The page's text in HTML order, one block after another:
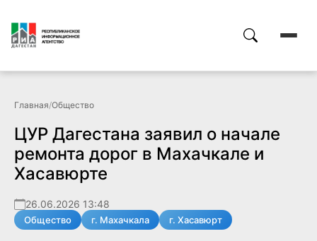
Главная/Общество
ЦУР Дагестана заявил о начале
ремонта дорог в Махачкале и
Хасавюрте
26.06.2026 13:48
Общество г. Махачкала г. Хасавюрт